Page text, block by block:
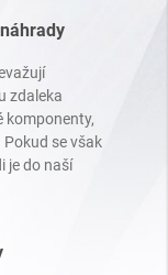
zdaleka
komponenty,
se však
je do naší